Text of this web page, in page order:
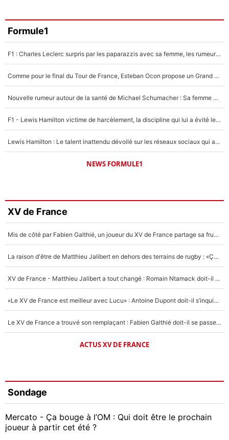
Formule1
F1 : Charles Leclerc surpris par les paparazzis avec sa femme, les rumeurs étaient vraies !
Comme pour le final du Tour de France, Esteban Ocon propose un Grand Prix de Formule 1 à Paris : «Autour de l’Arc de Triomphe, ce serait génial» !
Nouvelle rumeur autour de la santé de Michael Schumacher : Sa femme Corinna sort du silence
F1 - Lewis Hamilton victime de harcèlement, la discipline qui lui a évité le pire : «J'aurais probablement mal tourné»
Lewis Hamilton : Le talent inattendu dévoilé sur les réseaux sociaux qui a impressionné Kim Kardashian pendant leurs vacances en amoureux !
NEWS FORMULE1
XV de France
Mis de côté par Fabien Galthié, un joueur du XV de France partage sa frustration : «ils ne me l’ont pas dit tout de suite»
La raison d'être de Matthieu Jalibert en dehors des terrains de rugby : «Ça m'atteint autant que si tu touches à un membre de ma famille»
XV de France - Matthieu Jalibert a tout changé : Romain Ntamack doit-il s’inquiéter pour sa place à un an de la Coupe du monde ?
«Le XV de France est meilleur avec Lucu» : Antoine Dupont doit-il s’inquiéter pour sa place ?
Le XV de France a trouvé son remplaçant : Fabien Galthié doit-il se passer d'Antoine Dupont ?
ACTUS XV DE FRANCE
Sondage
Mercato - Ça bouge à l’OM : Qui doit être le prochain
joueur à partir cet été ?